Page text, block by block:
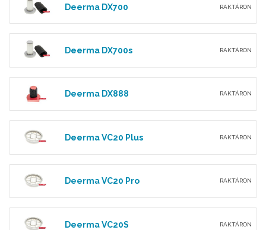
Deerma DX700 RAKTÁRON
Deerma DX700s RAKTÁRON
Deerma DX888 RAKTÁRON
Deerma VC20 Plus RAKTÁRON
Deerma VC20 Pro RAKTÁRON
Deerma VC20S RAKTÁRON